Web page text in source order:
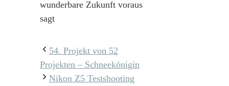
wunderbare Zukunft voraus
sagt
54. Projekt von 52
Projekten – Schneekönigin
Nikon Z5 Testshooting